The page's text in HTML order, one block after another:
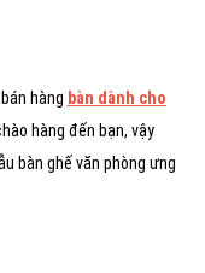
hàng bàn dành cho
hàng đến bạn, vậy
bàn ghế văn phòng ưng